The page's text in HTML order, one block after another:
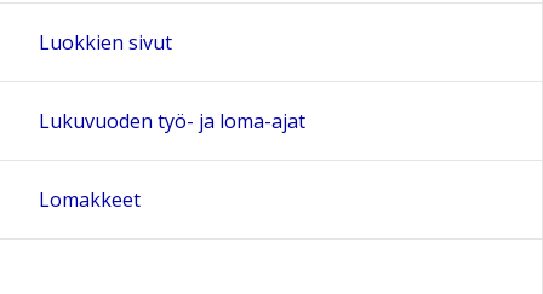
16:00
17:00
18:00
Luokkien sivut
Lukuvuoden työ- ja loma-ajat
Lomakkeet